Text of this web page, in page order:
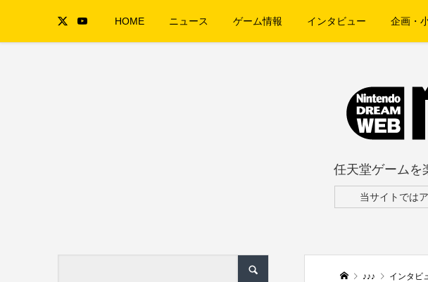
HOME ニュース ゲーム情報 インタビュー 企画・
任天堂ゲームを
当サイトでは
♪♪♪ インタビ